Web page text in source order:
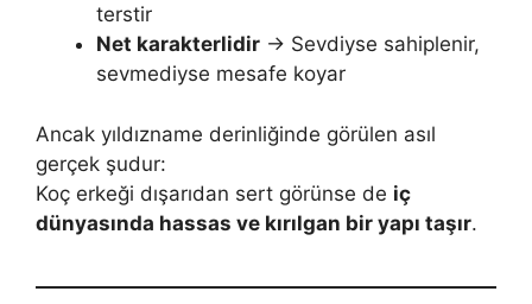
terstir
Net karakterlidir → Sevdiyse sahiplenir,
sevmediyse mesafe koyar
Ancak yıldızname derinliğinde görülen asıl
gerçek şudur:
Koç erkeği dışarıdan sert görünse de iç
dünyasında hassas ve kırılgan bir yapı taşır.